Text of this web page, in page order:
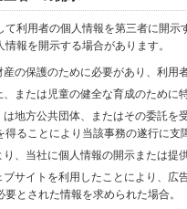
て利用者の個人情報を第三者に開
報を開示する場合があります。
の保護のために必要があり、利用
または児童の健全な育成のために
地方公共団体、またはその委託を
得ることにより当該事務の遂行に支
、当社に個人情報の開示または提
サイトを利用したことにより、広
要とされた情報を求められた場合。